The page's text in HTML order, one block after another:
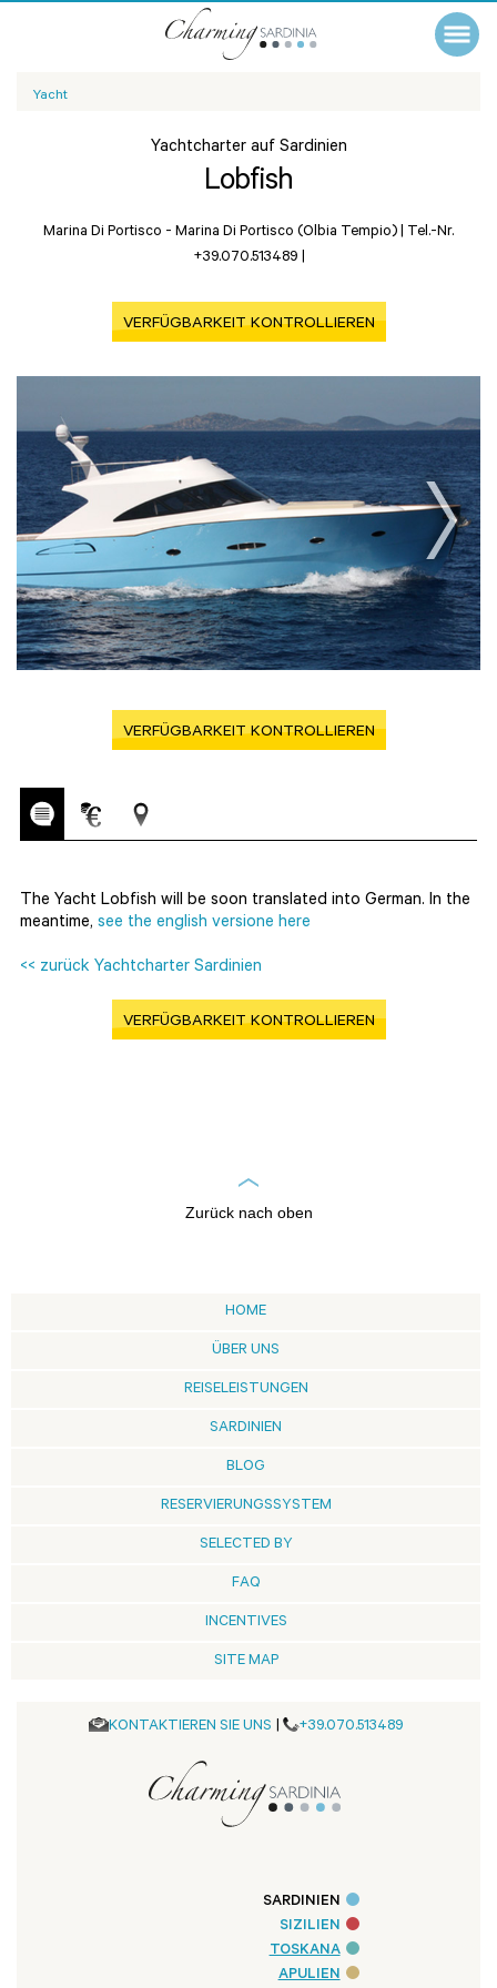
Yacht
Yachtcharter auf Sardinien
Lobfish
Marina Di Portisco - Marina Di Portisco (Olbia Tempio) | Tel.-Nr.
+39.070.513489 |
VERFÜGBARKEIT KONTROLLIEREN
VERFÜGBARKEIT KONTROLLIEREN
The Yacht Lobfish will be soon translated into German. In the
meantime, see the english versione here
<< zurück Yachtcharter Sardinien
VERFÜGBARKEIT KONTROLLIEREN
Zurück nach oben
HOME
ÜBER UNS
REISELEISTUNGEN
SARDINIEN
BLOG
RESERVIERUNGSSYSTEM
SELECTED BY
FAQ
INCENTIVES
SITE MAP
KONTAKTIEREN SIE UNS | +39.070.513489
SARDINIEN
SIZILIEN
TOSKANA
APULIEN